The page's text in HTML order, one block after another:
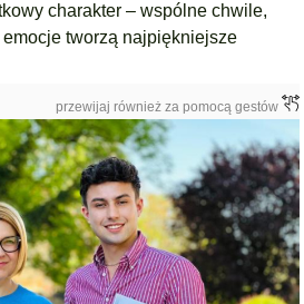
charakter – wspólne chwile,
tworzą najpiękniejsze
przewijaj również za pomocą gestów